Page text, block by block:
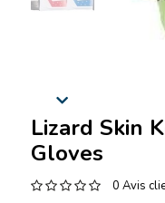
Lizard Skin
Gloves
0 Avis